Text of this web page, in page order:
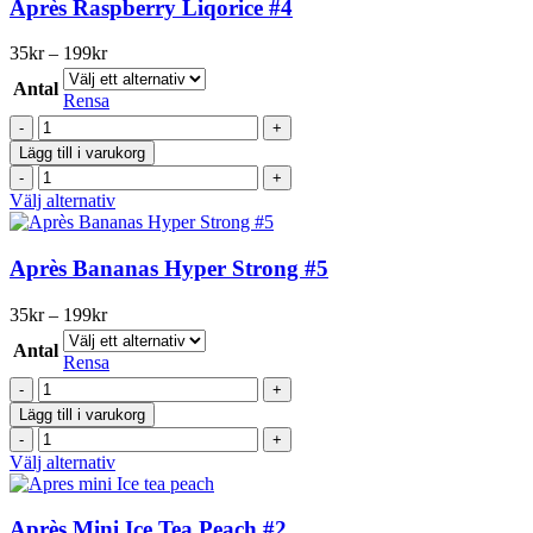
flera
De
olika
väljas
produktsidan
Après Raspberry Liqorice #4
35kr – 199krPrisintervall:
35kr
till
199kr
Antal
Rensa
Après
Raspberry
Liqorice
#4
mängd
Lägg till i varukorg
Après
Raspberry
Liqorice
#4
mängd
Välj alternativDen
här
har
flera
De
olika
väljas
på
produktsidan
Après Bananas Hyper Strong #5
35kr – 199krPrisintervall:
35kr
till
199kr
Antal
Rensa
Après
Bananas
Hyper
Strong
#5
mängd
Lägg till i varukorg
Après
Bananas
Hyper
Strong
#5
Välj alternativDen
här
har